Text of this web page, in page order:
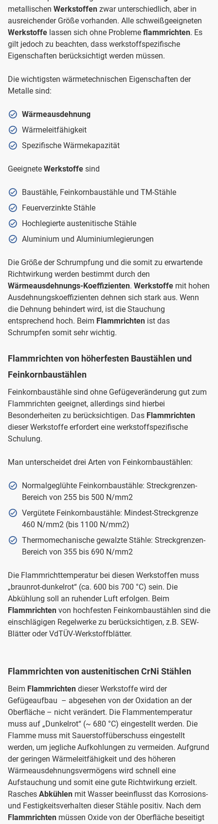
metallischen Werkstoffen zwar unterschiedlich, aber in
ausreichender Größe vorhanden. Alle schweißgeeigneten
Werkstoffe lassen sich ohne Probleme flammrichten. Es
gilt jedoch zu beachten, dass werkstoffspezifische
Eigenschaften berücksichtigt werden müssen.
Die wichtigsten wärmetechnischen Eigenschaften der
Metalle sind:
Wärmeausdehnung
Wärmeleitfähigkeit
Spezifische Wärmekapazität
Geeignete Werkstoffe sind
Baustähle, Feinkornbaustähle und TM-Stähle
Feuerverzinkte Stähle
Hochlegierte austenitische Stähle
Aluminium und Aluminiumlegierungen
Die Größe der Schrumpfung und die somit zu erwartende
Richtwirkung werden bestimmt durch den
Wärmeausdehnungs-Koeffizienten. Werkstoffe mit hohen
Ausdehnungskoeffizienten dehnen sich stark aus. Wenn
die Dehnung behindert wird, ist die Stauchung
entsprechend hoch. Beim Flammrichten ist das
Schrumpfen somit sehr wichtig.
Flammrichten von höherfesten Baustählen und
Feinkornbaustählen
Feinkornbaustähle sind ohne Gefügeveränderung gut zum
Flammrichten geeignet, allerdings sind hierbei
Besonderheiten zu berücksichtigen. Das Flammrichten
dieser Werkstoffe erfordert eine werkstoffspezifische
Schulung.
Man unterscheidet drei Arten von Feinkornbaustählen:
Normalgeglühte Feinkornbaustähle: Streckgrenzen-
Bereich von 255 bis 500 N/mm2
Vergütete Feinkornbaustähle: Mindest-Streckgrenze
460 N/mm2 (bis 1100 N/mm2)
Thermomechanische gewalzte Stähle: Streckgrenzen-
Bereich von 355 bis 690 N/mm2
Die Flammrichttemperatur bei diesen Werkstoffen muss
„braunrot-dunkelrot“ (ca. 600 bis 700 °C) sein. Die
Abkühlung soll an ruhender Luft erfolgen. Beim
Flammrichten von hochfesten Feinkornbaustählen sind die
einschlägigen Regelwerke zu berücksichtigen, z.B. SEW-
Blätter oder VdTÜV-Werkstoffblätter.
Flammrichten von austenitischen CrNi Stählen
Beim Flammrichten dieser Werkstoffe wird der
Gefügeaufbau – abgesehen von der Oxidation an der
Oberfläche – nicht verändert. Die Flammentemperatur
muss auf „Dunkelrot“ (~ 680 °C) eingestellt werden. Die
Flamme muss mit Sauerstoffüberschuss eingestellt
werden, um jegliche Aufkohlungen zu vermeiden. Aufgrund
der geringen Wärmeleitfähigkeit und des höheren
Wärmeausdehnungsvermögens wird schnell eine
Aufstauchung und somit eine gute Richtwirkung erzielt.
Rasches Abkühlen mit Wasser beeinflusst das Korrosions-
und Festigkeitsverhalten dieser Stähle positiv. Nach dem
Flammrichten müssen Oxide von der Oberfläche beseitigt